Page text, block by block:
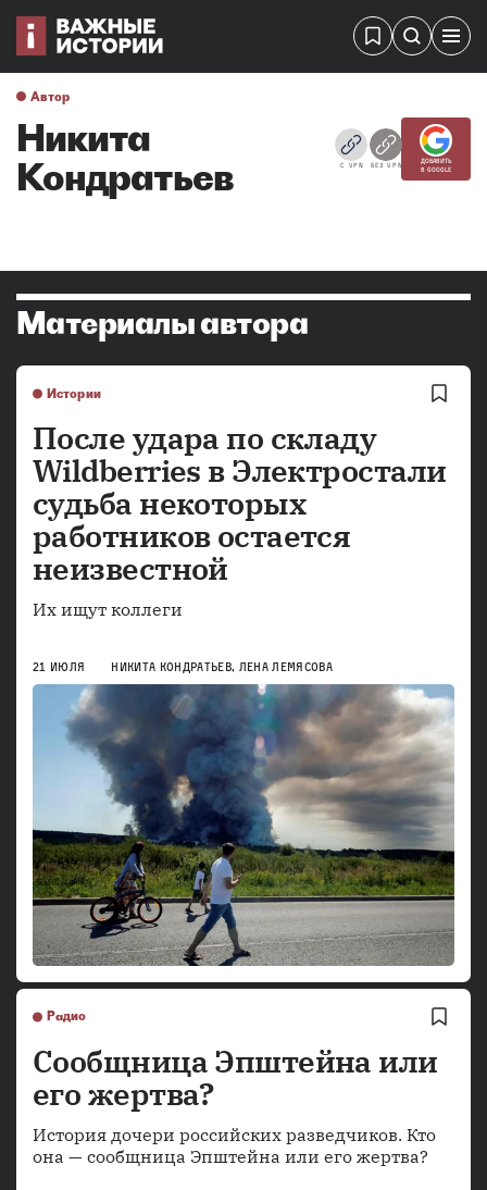
Автор
Никита
Кондратьев
С VPN БЕЗ VPN
ДОБАВИТЬ
В GOOGLE
Материалы автора
Истории
После удара по складу
Wildberries в Электростали
судьба некоторых
работников остается
неизвестной
Их ищут коллеги
21 ИЮЛЯ НИКИТА КОНДРАТЬЕВ, ЛЕНА ЛЕМЯСОВА
Радио
Сообщница Эпштейна или
его жертва?
История дочери российских разведчиков. Кто
она — сообщница Эпштейна или его жертва?